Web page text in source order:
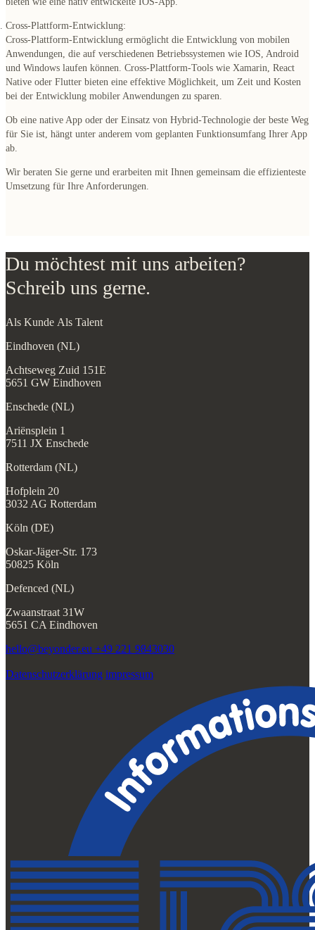
Cross-Plattform-Entwicklung:
Cross-Plattform-Entwicklung ermöglicht die Entwicklung von mobilen
Anwendungen, die auf verschiedenen Betriebssystemen wie IOS, Android
und Windows laufen können. Cross-Plattform-Tools wie Xamarin, React
Native oder Flutter bieten eine effektive Möglichkeit, um Zeit und Kosten
bei der Entwicklung mobiler Anwendungen zu sparen.
Ob eine native App oder der Einsatz von Hybrid-Technologie der beste Weg
für Sie ist, hängt unter anderem vom geplanten Funktionsumfang Ihrer App
ab.
Wir beraten Sie gerne und erarbeiten mit Ihnen gemeinsam die effizienteste
Umsetzung für Ihre Anforderungen.
Du möchtest mit uns arbeiten?
Schreib uns gerne.
Als Kunde Als Talent
Eindhoven (NL)
Achtseweg Zuid 151E
5651 GW Eindhoven
Enschede (NL)
Ariënsplein 1
7511 JX Enschede
Rotterdam (NL)
Hofplein 20
3032 AG Rotterdam
Köln (DE)
Oskar-Jäger-Str. 173
50825 Köln
Defenced (NL)
Zwaanstraat 31W
5651 CA Eindhoven
hello@beyonder.eu +49 221 9843030
Datenschutzerklärung impressum